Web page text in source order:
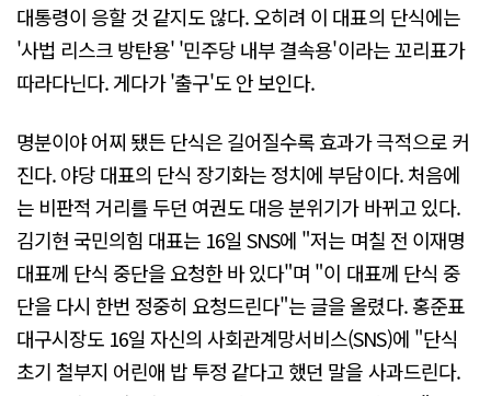
대통령이 응할 것 같지도 않다. 오히려 이 대표의 단식에는
'사법 리스크 방탄용' '민주당 내부 결속용'이라는 꼬리표가
따라다닌다. 게다가 '출구'도 안 보인다.
명분이야 어찌 됐든 단식은 길어질수록 효과가 극적으로 커
진다. 야당 대표의 단식 장기화는 정치에 부담이다. 처음에
는 비판적 거리를 두던 여권도 대응 분위기가 바뀌고 있다.
김기현 국민의힘 대표는 16일 SNS에 "저는 며칠 전 이재명
대표께 단식 중단을 요청한 바 있다"며 "이 대표께 단식 중
단을 다시 한번 정중히 요청드린다"는 글을 올렸다. 홍준표
대구시장도 16일 자신의 사회관계망서비스(SNS)에 "단식
초기 철부지 어린애 밥 투정 같다고 했던 말을 사과드린다.